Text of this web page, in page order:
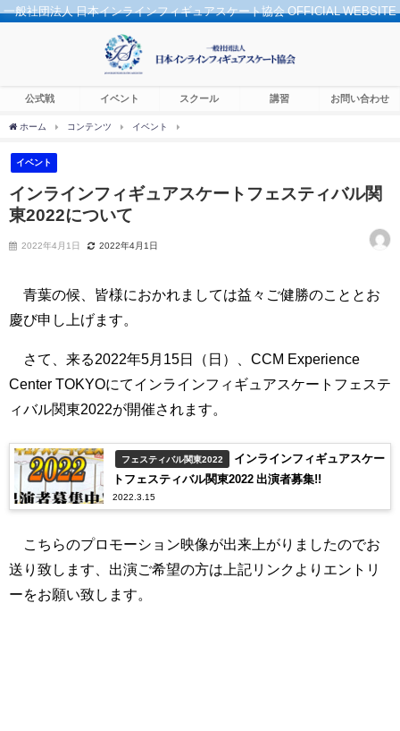
一般社団法人 日本インラインフィギュアスケート協会 OFFICIAL WEBSITE
公式戦 イベント スクール 講習 お問い合わせ
ホーム コンテンツ イベント
イベント
インラインフィギュアスケートフェスティバル関
東2022について
2022年4月1日 2022年4月1日
青葉の候、皆様におかれましては益々ご健勝のこととお
慶び申し上げます。
さて、来る2022年5月15日（日）、CCM Experience
Center TOKYOにてインラインフィギュアスケートフェステ
ィバル関東2022が開催されます。
フェスティバル関東2022
インラインフィギュアスケー
トフェスティバル関東2022 出演者募集!!
2022.3.15
こちらのプロモーション映像が出来上がりましたのでお
送り致します、出演ご希望の方は上記リンクよりエントリ
ーをお願い致します。